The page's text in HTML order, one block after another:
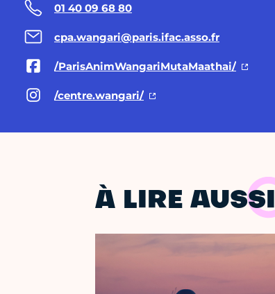
01 40 09 68 80
cpa.wangari@paris.ifac.asso.fr
/ParisAnimWangariMutaMaathai/
/centre.wangari/
À LIRE AUSSI